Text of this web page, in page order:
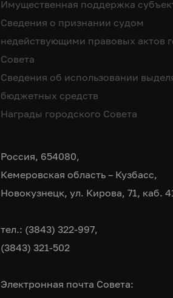
Имущественная поддержка
Сведения о признании судом
недействующими правовых актов
Совета
Сведения об использовании
бюджетных средств
Награды городского Совета
Россия, 654080,
Кемеровская область – Кузбасс,
Новокузнецк, ул. Кирова, 71, каб.
тел.: (3843) 322-997,
(3843) 321-502
Электронная почта Совета: